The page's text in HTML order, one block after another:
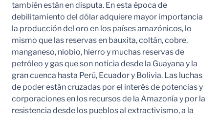
también están en disputa. En esta época de
debilitamiento del dólar adquiere mayor importancia
la producción del oro en los países amazónicos, lo
mismo que las reservas en bauxita, coltán, cobre,
manganeso, niobio, hierro y muchas reservas de
petróleo y gas que son noticia desde la Guayana y la
gran cuenca hasta Perú, Ecuador y Bolivia. Las luchas
de poder están cruzadas por el interés de potencias y
corporaciones en los recursos de la Amazonía y por la
resistencia desde los pueblos al extractivismo, a la